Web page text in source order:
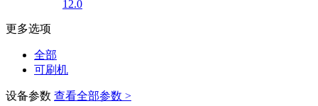
12.0
更多选项
全部
可刷机
设备参数 查看全部参数 >